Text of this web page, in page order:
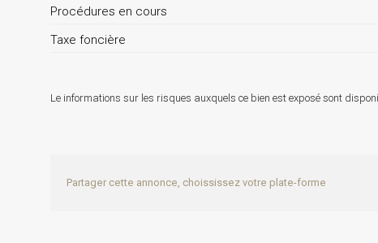
Procédures en cours
Taxe foncière
Le informations sur les risques auxquels ce bien est exposé sont
Partager cette annonce, choississez votre plate-forme